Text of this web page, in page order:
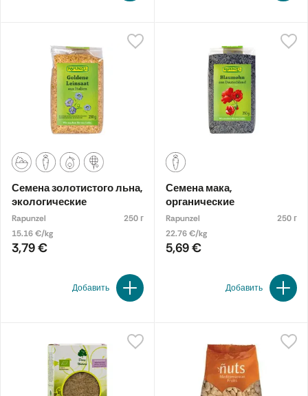
Семена золотистого льна,
экологические
Rapunzel
250 г
15.16 €/kg
3,79 €
Добавить
Семена мака,
органические
Rapunzel
250 г
22.76 €/kg
5,69 €
Добавить